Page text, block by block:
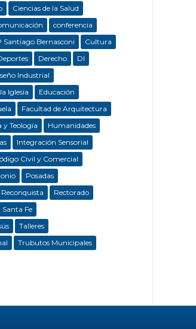
Ciencias de la Salud
conferencia
Santiago Bernasconi
Cultura
Derecho
DI
Industrial
Iglesia
Educación
Facultad de Arquitectura
y Teología
Humanidades
Integración Sensorial
Civil y Comercial
Posadas
Reconquista
Rectorado
Santa Fe
Talleres
Trubutos Municipales